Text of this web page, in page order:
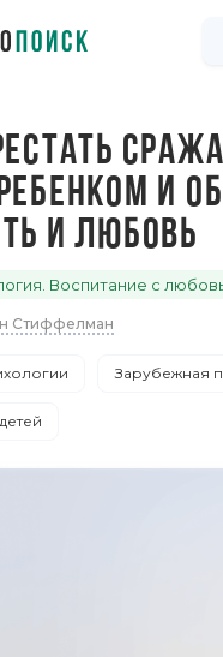
И
И ЛЮБОВЬ
Воспитание с
Стиффелман
Зарубежная